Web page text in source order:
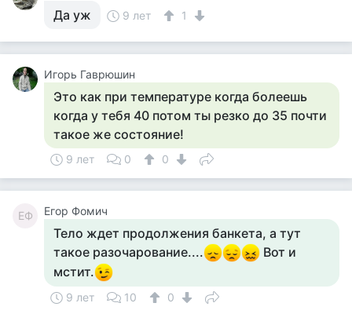
Да уж 9 лет 1
Игорь Гаврюшин
Это как при температуре когда болеешь
когда у тебя 40 потом ты резко до 35 почти
такое же состояние!
9 лет 0 0
ЕФ Егор Фомич
Тело ждет продолжения банкета, а тут
такое разочарование....
Вот и
мстит.
9 лет 10
0